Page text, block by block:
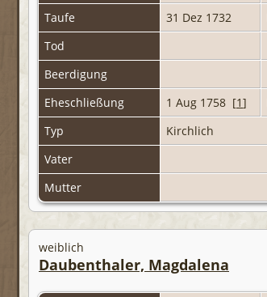
Taufe
31 Dez 1732
Tod
Beerdigung
Eheschließung
1 Aug 1758 [1]
Typ
Kirchlich
Vater
Mutter
weiblich
Daubenthaler, Magdalena